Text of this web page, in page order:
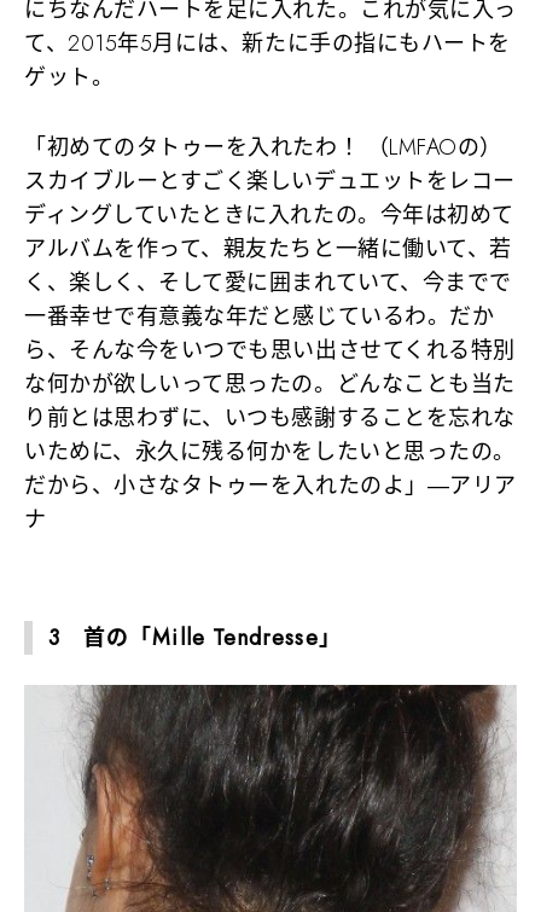
にちなんだハートを足に入れた。これが気に入っ
て、2015年5月には、新たに手の指にもハートを
ゲット。
「初めてのタトゥーを入れたわ！ （LMFAOの）
スカイブルーとすごく楽しいデュエットをレコー
ディングしていたときに入れたの。今年は初めて
アルバムを作って、親友たちと一緒に働いて、若
く、楽しく、そして愛に囲まれていて、今までで
一番幸せで有意義な年だと感じているわ。だか
ら、そんな今をいつでも思い出させてくれる特別
な何かが欲しいって思ったの。どんなことも当た
り前とは思わずに、いつも感謝することを忘れな
いために、永久に残る何かをしたいと思ったの。
だから、小さなタトゥーを入れたのよ」―アリア
ナ
3 首の「Mille Tendresse」